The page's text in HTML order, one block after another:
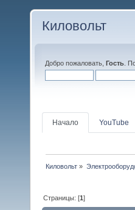
Киловольт
Добро пожаловать, Гость .
Начало YouTube
Киловольт »
Страницы: [1]